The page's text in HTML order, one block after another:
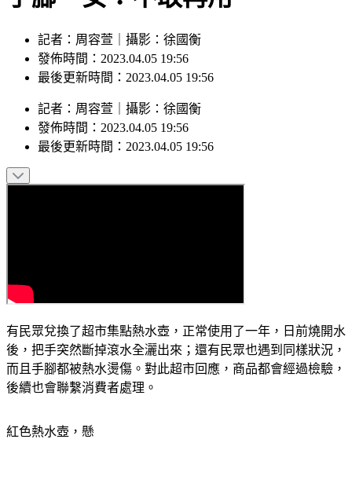
手腳 女：不敢再用
記者：周容萱｜攝影：徐國衡
發佈時間：2023.04.05 19:56
記者：周容萱｜攝影：徐國衡
發佈時間：2023.04.05 19:56
有民眾兌換了超市集點熱水壺，正常使用了一年，日前燒開水
後，把手突然斷掉滾水全灑出來；還有民眾也遇到同樣狀況，
而且手腳都被熱水燙傷。對此超市回應，商品都會經過檢驗，